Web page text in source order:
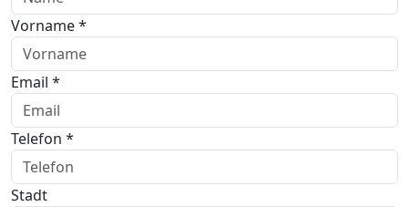
Vorname *
Email *
Telefon *
Stadt